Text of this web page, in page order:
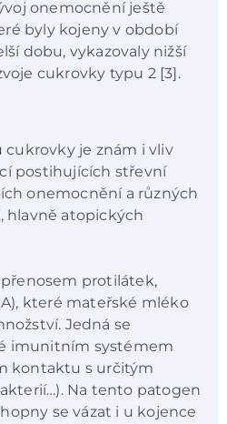
onemocnění ještě
byly kojeny v období
dobu, vykazovaly nižší
cukrovky typu 2 [3].
cukrovky je znám i vliv
postihujících střevní
onemocnění a různých
hlavně atopických
protilátek,
které mateřské mléko
Jedná se
imunitním systémem
kontaktu s určitým
Na tento patogen
se vázat i u kojence